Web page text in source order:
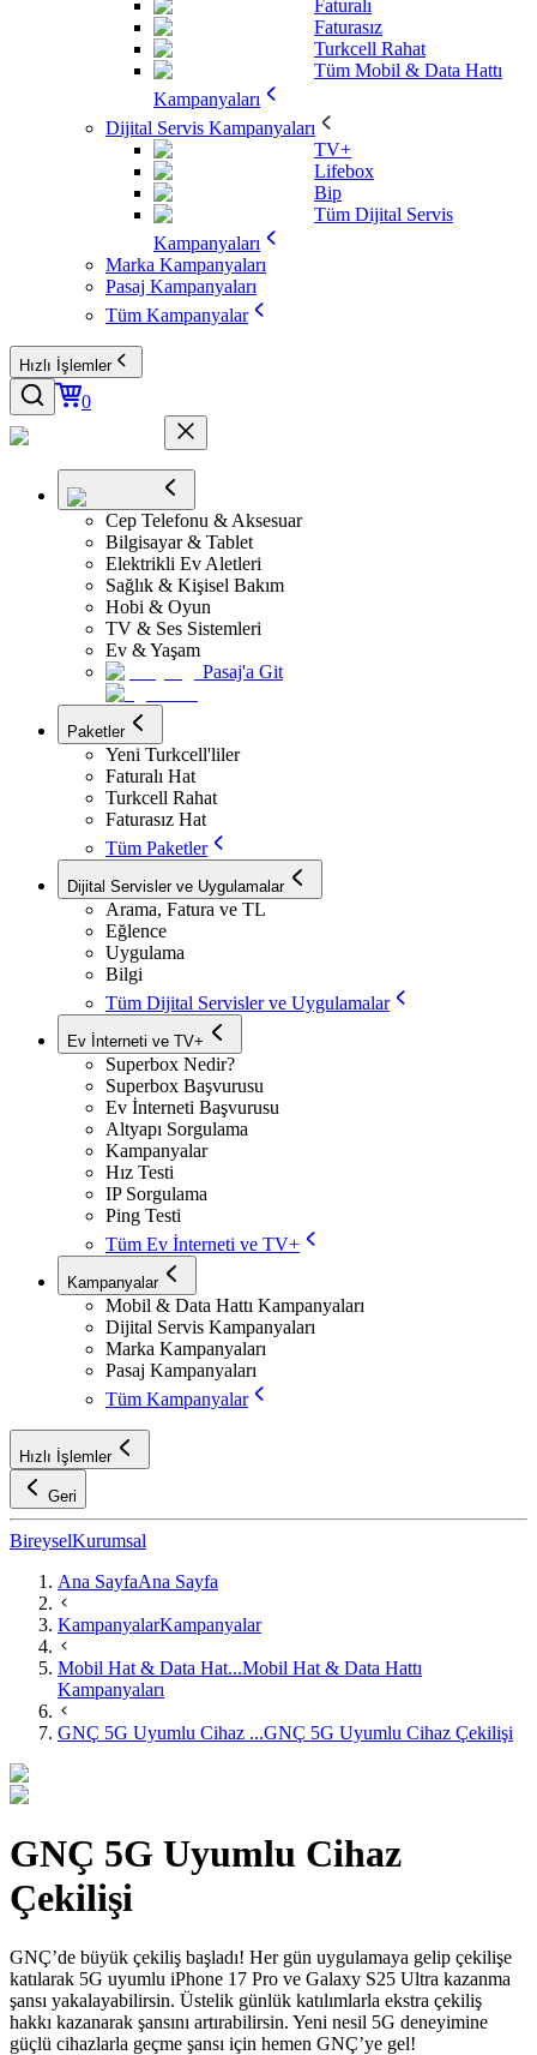
Faturalı
Faturasız
Turkcell Rahat
Tüm Mobil & Data Hattı
Kampanyaları
Dijital Servis Kampanyaları
TV+
Lifebox
Bip
Tüm Dijital Servis
Kampanyaları
Marka Kampanyaları
Pasaj Kampanyaları
Tüm Kampanyalar
Hızlı İşlemler
0
Cep Telefonu & Aksesuar
Bilgisayar & Tablet
Elektrikli Ev Aletleri
Sağlık & Kişisel Bakım
Hobi & Oyun
TV & Ses Sistemleri
Ev & Yaşam
Pasaj'a Git
Paketler
Yeni Turkcell'liler
Faturalı Hat
Turkcell Rahat
Faturasız Hat
Tüm Paketler
Dijital Servisler ve Uygulamalar
Arama, Fatura ve TL
Eğlence
Uygulama
Bilgi
Tüm Dijital Servisler ve Uygulamalar
Ev İnterneti ve TV+
Superbox Nedir?
Superbox Başvurusu
Ev İnterneti Başvurusu
Altyapı Sorgulama
Kampanyalar
Hız Testi
IP Sorgulama
Ping Testi
Tüm Ev İnterneti ve TV+
Kampanyalar
Mobil & Data Hattı Kampanyaları
Dijital Servis Kampanyaları
Marka Kampanyaları
Pasaj Kampanyaları
Tüm Kampanyalar
Hızlı İşlemler
Geri
BireyselKurumsal
Ana SayfaAna Sayfa
KampanyalarKampanyalar
Mobil Hat & Data Hat...Mobil Hat & Data Hattı
Kampanyaları
GNÇ 5G Uyumlu Cihaz ...GNÇ 5G Uyumlu Cihaz Çekilişi
GNÇ 5G Uyumlu Cihaz
Çekilişi
​GNÇ’de büyük çekiliş başladı! Her gün uygulamaya gelip çekilişe
katılarak 5G uyumlu iPhone 17 Pro ve Galaxy S25 Ultra kazanma
şansı yakalayabilirsin. Üstelik günlük katılımlarla ekstra çekiliş
hakkı kazanarak şansını artırabilirsin. Yeni nesil 5G deneyimine
güçlü cihazlarla geçme şansı için hemen GNÇ’ye gel!